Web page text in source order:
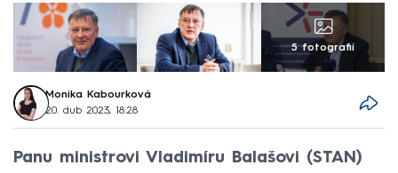
5 fotografií
Monika Kabourková
20. dub 2023, 18:28
Panu ministrovi Vladimíru Balašovi (STAN)